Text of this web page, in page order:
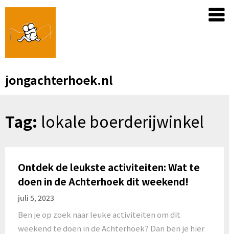
Skip
content
jongachterhoek.nl
Tag: lokale boerderijwinkel
Ontdek de leukste activiteiten: Wat te
doen in de Achterhoek dit weekend!
juli 5, 2023
Ben je op zoek naar leuke activiteiten om dit
weekend te doen in de Achterhoek? Dan ben je hier